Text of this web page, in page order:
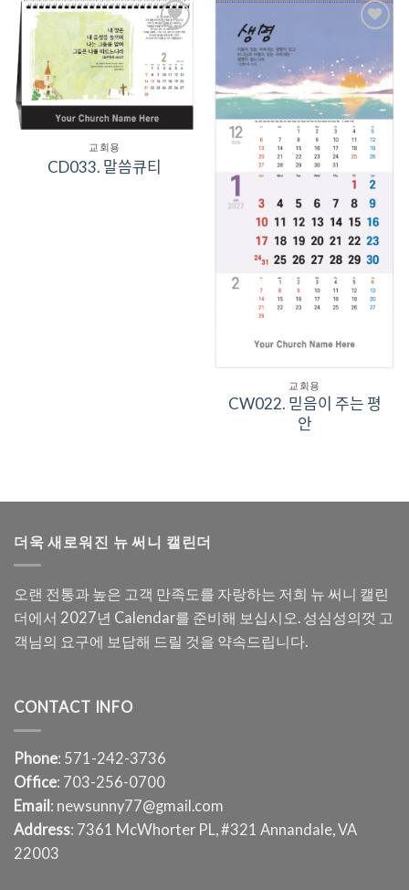
Add to
Wishlist
교회용
CD033. 말씀큐티
Wishlist
교회용
CW022. 믿음이 주는 평
안
더욱 새로워진 뉴 써니 캘린더
오랜 전통과 높은 고객 만족도를 자랑하는 저희 뉴 써니 캘린
더에서 2027년 Calendar를 준비해 보십시오. 성심성의껏 고
객님의 요구에 보답해 드릴 것을 약속드립니다.
CONTACT INFO
Phone: 571-242-3736
Office: 703-256-0700
Email : newsunny77@gmail.com
Address: 7361 McWhorter PL, #321 Annandale, VA
22003